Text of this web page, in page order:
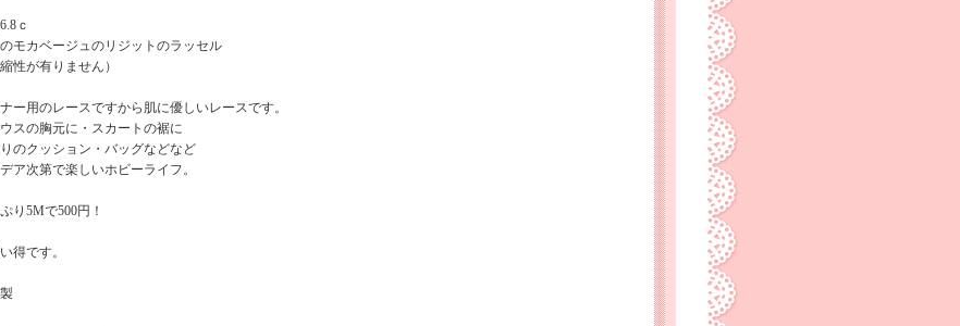
ｃ
モカベージュのリジットのラッセル
縮性が有りません）
ー用のレースですから肌に優しいレースです。
スの胸元に・スカートの裾に
のクッション・バッグなどなど
ア次第で楽しいホビーライフ。
り5Mで500円！
得です。